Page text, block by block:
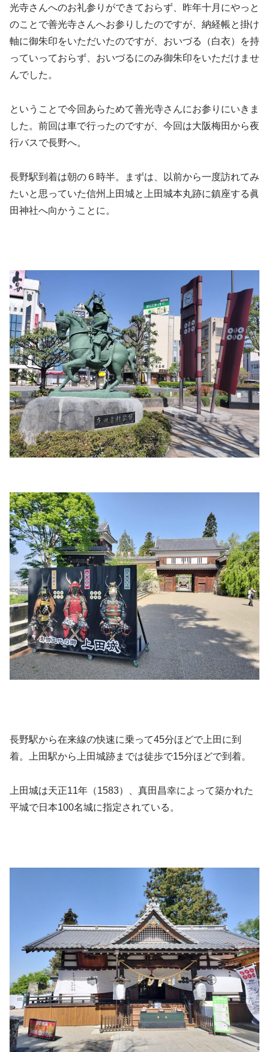
光寺さんへのお礼参りができておらず、昨年十月にやっと
のことで善光寺さんへお参りしたのですが、納経帳と掛け
軸に御朱印をいただいたのですが、おいづる（白衣）を持
っていっておらず、おいづるにのみ御朱印をいただけませ
んでした。
ということで今回あらためて善光寺さんにお参りにいきま
した。前回は車で行ったのですが、今回は大阪梅田から夜
行バスで長野へ。
長野駅到着は朝の６時半。まずは、以前から一度訪れてみ
たいと思っていた信州上田城と上田城本丸跡に鎮座する眞
田神社へ向かうことに。
長野駅から在来線の快速に乗って45分ほどで上田に到
着。上田駅から上田城跡までは徒歩で15分ほどで到着。
上田城は天正11年（1583）、真田昌幸によって築かれた
平城で日本100名城に指定されている。